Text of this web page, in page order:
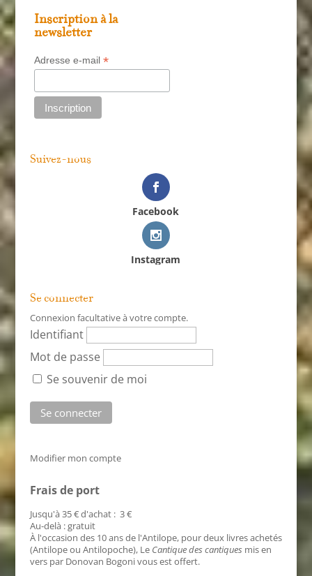
Inscription à la
newsletter
Adresse e-mail *
Suivez-nous
Facebook
Instagram
Se connecter
Connexion facultative à votre compte.
Identifiant
Mot de passe
Se souvenir de moi
Modifier mon compte
Frais de port
Jusqu'à 35 € d'achat : 3 €
Au-delà : gratuit
À l'occasion des 10 ans de l'Antilope, pour deux livres achetés
(Antilope ou Antilopoche), Le Cantique des cantiques mis en
vers par Donovan Bogoni vous est offert.